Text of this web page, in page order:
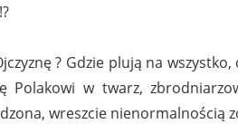
? Gdzie plują na
Polakowi w twarz,
wreszcie nienormalnością